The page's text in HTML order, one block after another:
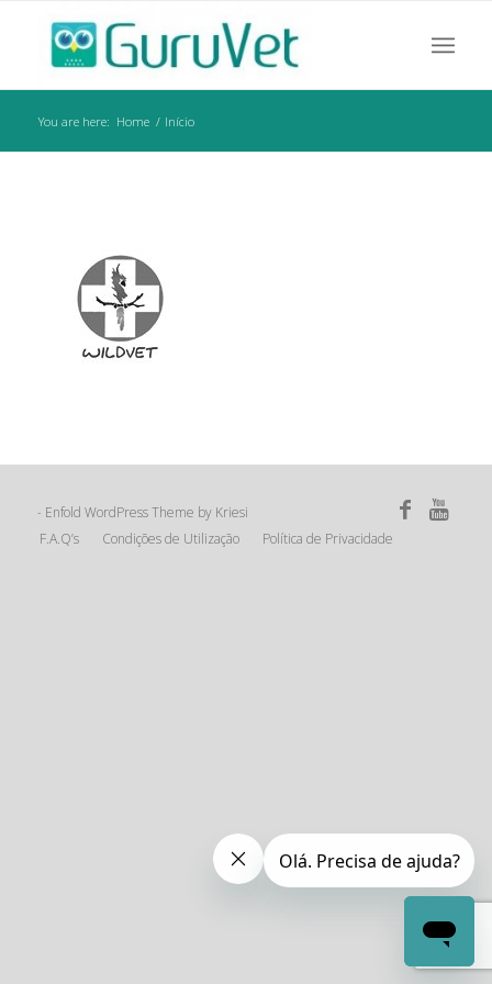
You are here: Home / Início
- Enfold WordPress Theme by Kriesi
F.A.Q’s
Condições de Utilização Política de Privacidade